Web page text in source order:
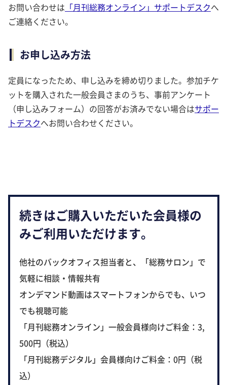
お問い合わせは 「月刊総務オンライン」サポートデスクへ
ご連絡ください。
お申し込み方法
定員になったため、申し込みを締め切りました。参加チケ
ットを購入された一般会員さまのうち、事前アンケート
（申し込みフォーム）の回答がお済みでない場合はサポー
トデスクへお問い合わせください。
続きはご購入いただいた会員様の
みご利用いただけます。
他社のバックオフィス担当者と、「総務サロン」で
気軽に相談・情報共有
オンデマンド動画はスマートフォンからでも、いつ
でも視聴可能
「月刊総務オンライン」一般会員様向けご料金：3,
500円（税込）
「月刊総務デジタル」会員様向けご料金：0円（税
込）